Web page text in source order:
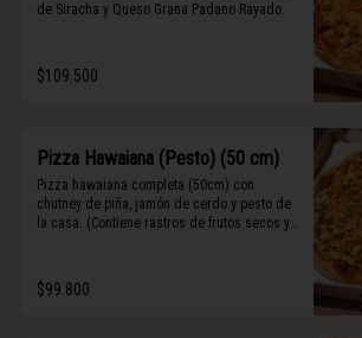
de Siracha y Queso Grana Padano Rayado.
$109.500
Pizza Hawaiana (Pesto) (50 cm)
Pizza hawaiana completa (50cm) con
chutney de piña, jamón de cerdo y pesto de
la casa. (Contiene rastros de frutos secos y
$99.800